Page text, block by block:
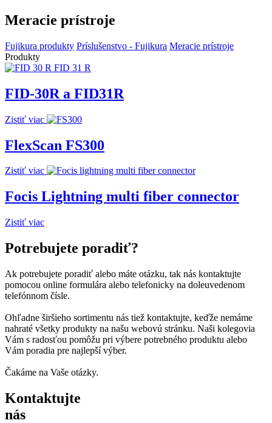
Meracie prístroje
Fujikura produkty Príslušenstvo - Fujikura Meracie prístroje
Produkty
FID-30R a FID31R
Zistiť viac
FlexScan FS300
Zistiť viac
Focis Lightning multi fiber connector
Zistiť viac
Potrebujete poradiť?
Ak potrebujete poradiť alebo máte otázku, tak nás kontaktujte
pomocou online formulára alebo telefonicky na doleuvedenom
telefónnom čísle.
Ohľadne širšieho sortimentu nás tiež kontaktujte, keďže nemáme
nahraté všetky produkty na našu webovú stránku. Naši kolegovia
Vám s radosťou pomôžu pri výbere potrebného produktu alebo
Vám poradia pre najlepší výber.
Čakáme na Vaše otázky.
Kontaktujte
nás